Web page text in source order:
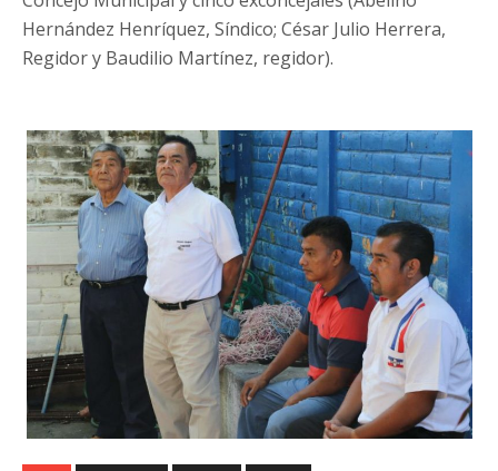
Hernández Henríquez, Síndico; César Julio Herrera,
Regidor y Baudilio Martínez, regidor).